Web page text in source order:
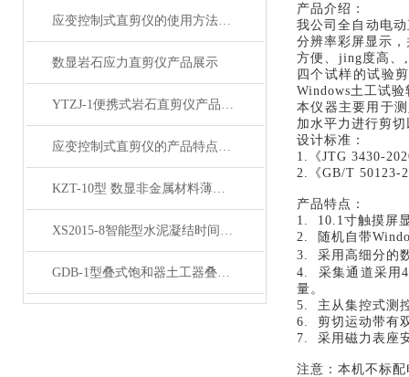
应变控制式直剪仪的使用方法和注意事项
数显岩石应力直剪仪产品展示
YTZJ-1便携式岩石直剪仪产品展示
应变控制式直剪仪的产品特点和操作说明
KZT-10型 数显非金属材料薄板抗折试验机产品展示
XS2015-8智能型水泥凝结时间自动测定仪产品展示
GDB-1型叠式饱和器土工器叠式饱和器产品简介
产品介绍：
我公司全自动电
分辨率彩屏显示
方便、jing度高、
四个试样的试验
Windows土工试
本仪器主要用于
加水平力进行剪
设计标准：
1.《JTG 3430-
2.《GB/T 50123-
产品特点：
1. 10.1寸触摸屏
2. 随机自带
3. 采用高细分的
4. 采集通道采用
量。
5. 主从集控式测
6. 剪切运动带有
7. 采用磁力表座
注意：本机不标配